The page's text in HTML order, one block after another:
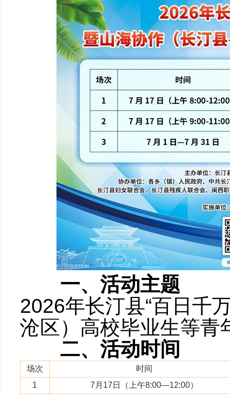
一、活动主题
2026年长汀县“百日千
沧区）高校毕业生等青
二、活动时间
场次
时间
1
7月17日（上午8:00—12:00）